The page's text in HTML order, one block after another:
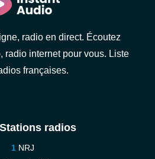
radio en direct. Écoutez
radio internet pour vous. Liste
françaises.
radios
NRJ